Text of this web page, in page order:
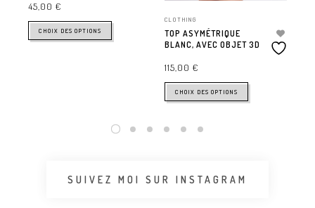
45,00 €
CHOIX DES OPTIONS
CLOTHING
TOP ASYMÉTRIQUE
BLANC, AVEC OBJET 3D
115,00 €
CHOIX DES OPTIONS
SUIVEZ MOI SUR INSTAGRAM